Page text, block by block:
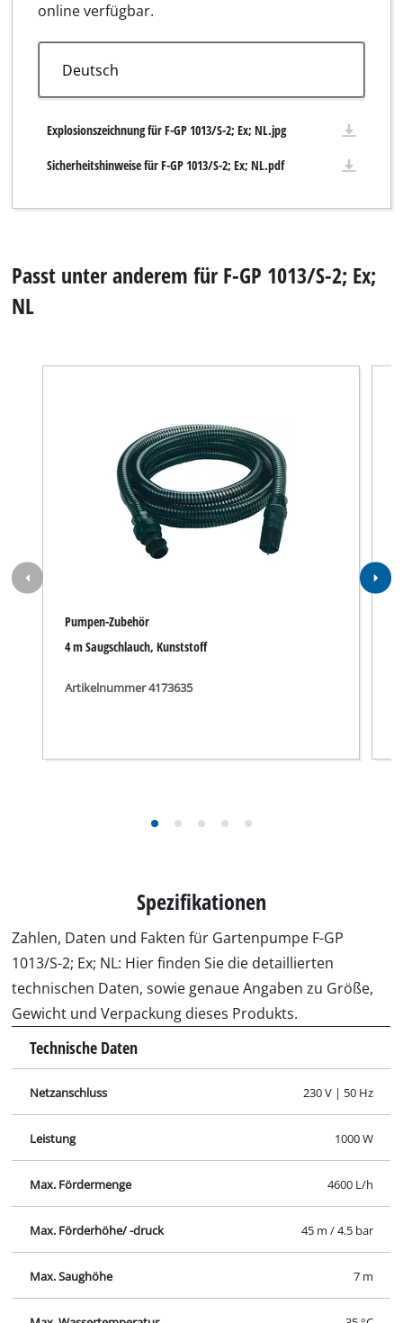
online verfügbar.
Explosionszeichnung für F-GP 1013/S-2; Ex; NL.jpg
Sicherheitshinweise für F-GP 1013/S-2; Ex; NL.pdf
Passt unter anderem für F-GP 1013/S-2; Ex;
NL
Pumpen-Zubehör
4 m Saugschlauch, Kunststoff
Artikelnummer 4173635
Spezifikationen
Zahlen, Daten und Fakten für Gartenpumpe F-GP
1013/S-2; Ex; NL: Hier finden Sie die detaillierten
technischen Daten, sowie genaue Angaben zu Größe,
Gewicht und Verpackung dieses Produkts.
Technische Daten
Netzanschluss 230 V | 50 Hz
Leistung 1000 W
Max. Fördermenge 4600 L/h
Max. Förderhöhe/ -druck 45 m / 4.5 bar
Max. Saughöhe 7 m